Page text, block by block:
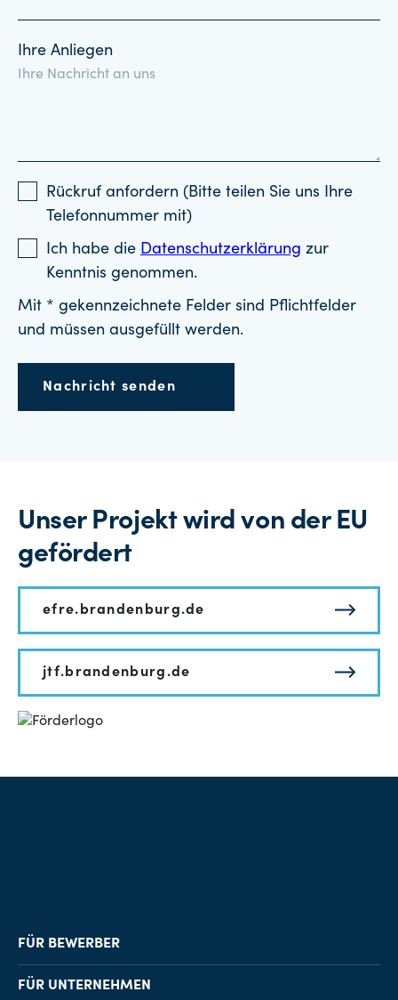
Ihre Anliegen
Rückruf anfordern (Bitte teilen Sie uns Ihre
Telefonnummer mit)
Ich habe die Datenschutzerklärung zur
Kenntnis genommen.
Mit * gekennzeichnete Felder sind Pflichtfelder
und müssen ausgefüllt werden.
Nachricht senden
Unser Projekt wird von der EU
gefördert
efre.brandenburg.de
jtf.brandenburg.de
FÜR BEWERBER
Job-Finder
FÜR UNTERNEHMEN